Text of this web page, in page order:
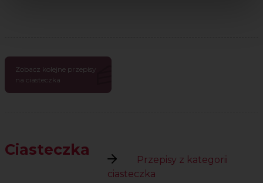
Zobacz kolejne przepisy
na ciasteczka
Ciasteczka
Przepisy z kategorii
ciasteczka